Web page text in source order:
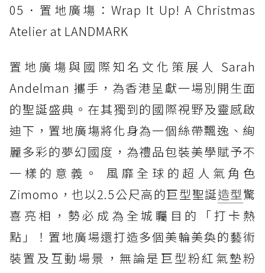
05．置地廣塲：Wrap It Up! A Christmas
Atelier at LANDMARK
置地廣塲與國際知名文化策展人 Sarah
Andelman 攜手，為香港呈獻一場別開生面
的聖誕盛典。在其獨到的國際視野及靈感啟
迪下，置地廣塲將化身為一個絲帶飄逸、絢
麗多彩的夢幻國度，為禮品包裝美學賦予不
一樣的意義。 風靡全球的超人氣角色
Zimomo，也以2.5公尺高的巨型聖誕造型驚
喜亮相，勢必成為全城矚目的「打卡熱
點」！置地廣場還打造多個美輪美奐的藝術
裝置及互動場景，無論是巨型粉紅氣墊粉